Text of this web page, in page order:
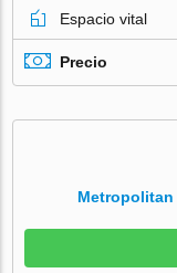
Espacio vital
Precio
Metropolitan